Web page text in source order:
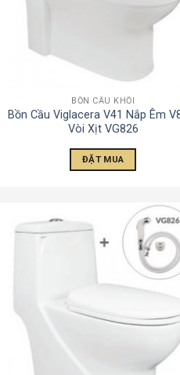
BỒN CẦU KHỐI
Bồn Cầu Viglacera V41 Nắp Êm
Vòi Xịt VG826
ĐẶT MUA